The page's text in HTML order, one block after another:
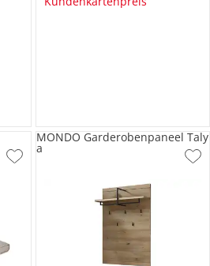
MONDO Garderobenpaneel Taly
a